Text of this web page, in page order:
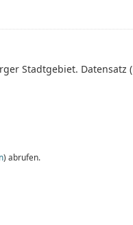
Stadtgebiet. Datensatz
) abrufen.